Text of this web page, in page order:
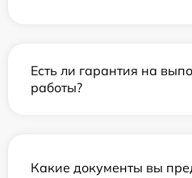
Есть ли гарантия на
работы?
Какие документы вы